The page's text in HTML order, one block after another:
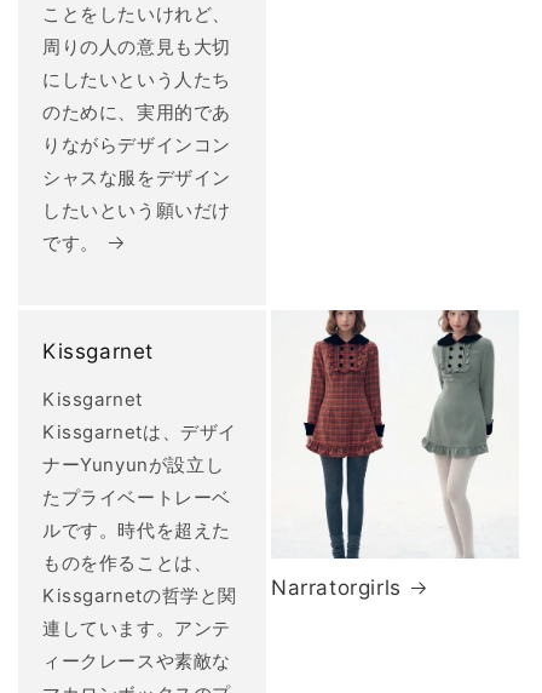
ことをしたいけれど、
周りの人の意見も大切
にしたいという人たち
のために、実用的であ
りながらデザインコン
シャスな服をデザイン
したいという願いだけ
です。
Kissgarnet
Kissgarnet
Kissgarnetは、デザイ
ナーYunyunが設立し
たプライベートレーベ
ルです。時代を超えた
ものを作ることは、
Kissgarnetの哲学と関
連しています。アンテ
ィークレースや素敵な
Narratorgirls